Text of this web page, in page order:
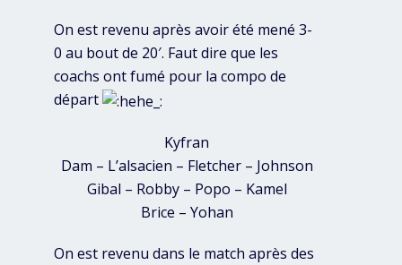
On est revenu après avoir été mené 3-
0 au bout de 20′. Faut dire que les
coachs ont fumé pour la compo de
départ
Kyfran
Dam – L’alsacien – Fletcher – Johnson
Gibal – Robby – Popo – Kamel
Brice – Yohan
On est revenu dans le match après des